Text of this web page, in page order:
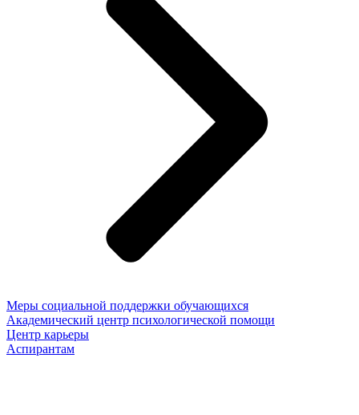
Меры социальной поддержки обучающихся
Академический центр психологической помощи
Центр карьеры
Аспирантам